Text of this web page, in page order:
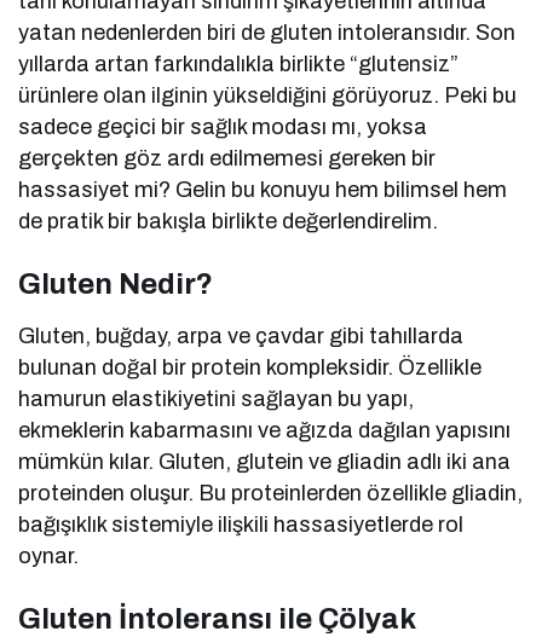
yatan nedenlerden biri de gluten intoleransıdır. Son
yıllarda artan farkındalıkla birlikte “glutensiz”
ürünlere olan ilginin yükseldiğini görüyoruz. Peki bu
sadece geçici bir sağlık modası mı, yoksa
gerçekten göz ardı edilmemesi gereken bir
hassasiyet mi? Gelin bu konuyu hem bilimsel hem
de pratik bir bakışla birlikte değerlendirelim.
Gluten Nedir?
Gluten, buğday, arpa ve çavdar gibi tahıllarda
bulunan doğal bir protein kompleksidir. Özellikle
hamurun elastikiyetini sağlayan bu yapı,
ekmeklerin kabarmasını ve ağızda dağılan yapısını
mümkün kılar. Gluten, glutein ve gliadin adlı iki ana
proteinden oluşur. Bu proteinlerden özellikle gliadin,
bağışıklık sistemiyle ilişkili hassasiyetlerde rol
oynar.
Gluten İntoleransı ile Çölyak